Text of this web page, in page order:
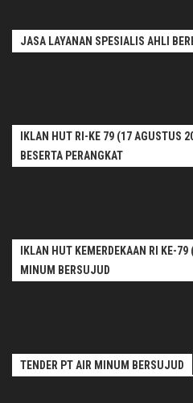
JASA LAYANAN SPESIALIS AHLI
IKLAN HUT RI-KE 79 (17 AGUSTUS
BESERTA PERANGKAT
IKLAN HUT KEMERDEKAAN RI KE-
MINUM BERSUJUD
TENDER PT AIR MINUM BERSUJUD